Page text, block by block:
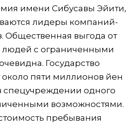
имени Сибусавы Эйити,
лидеры компаний-
Общественная выгода от
людей с ограниченными
Государство
около пяти миллионов йен
спецучреждении одного
возможностями.
пребывания